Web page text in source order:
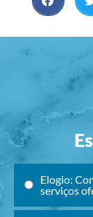
Elogio:
serviços